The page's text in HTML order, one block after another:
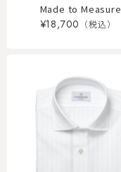
Made to Measure
¥18,700